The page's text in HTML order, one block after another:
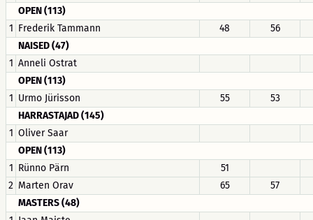
OPEN (113)
1 Frederik Tammann 48
56
NAISED (47)
1 Anneli Ostrat
OPEN (113)
1 Urmo Jürisson 55
53
HARRASTAJAD (145)
1 Oliver Saar
OPEN (113)
1 Rünno Pärn
51
2 Marten Orav 65
57
MASTERS (48)